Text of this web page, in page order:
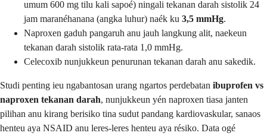
umum 600 mg tilu kali sapoé) ningali tekanan darah sistolik 24
jam maranéhanana (angka luhur) naék ku 3,5 mmHg.
Naproxen gaduh pangaruh anu jauh langkung alit, naekeun
tekanan darah sistolik rata-rata 1,0 mmHg.
Celecoxib nunjukkeun penurunan tekanan darah anu sakedik.
Studi penting ieu ngabantosan urang ngartos perdebatan ibuprofen vs
naproxen tekanan darah, nunjukkeun yén naproxen tiasa janten
pilihan anu kirang berisiko tina sudut pandang kardiovaskular, sanaos
henteu aya NSAID anu leres-leres henteu aya résiko. Data ogé